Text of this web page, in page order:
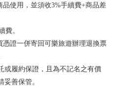
使用，並須收3%手續費+商品差
費。
證一併寄回可樂旅遊辦理退換票
或履約保證，且為不記名之有價
善保管。